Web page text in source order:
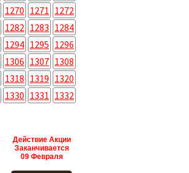
1270 1271 1272
1282 1283 1284
1294 1295 1296
1306 1307 1308
1318 1319 1320
1330 1331 1332
Действие Акции
Заканчивается
09 Февраля